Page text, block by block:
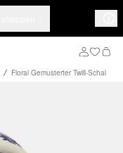
Floral Gemusterter Twill-Schal